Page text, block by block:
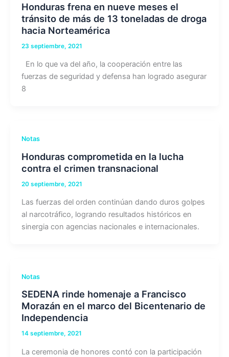
Honduras frena en nueve meses el
tránsito de más de 13 toneladas de droga
hacia Norteamérica
23 septiembre, 2021
En lo que va del año, la cooperación entre las
fuerzas de seguridad y defensa han logrado asegurar
8
Notas
Honduras comprometida en la lucha
contra el crimen transnacional
20 septiembre, 2021
Las fuerzas del orden continúan dando duros golpes
al narcotráfico, logrando resultados históricos en
sinergia con agencias nacionales e internacionales.
Notas
SEDENA rinde homenaje a Francisco
Morazán en el marco del Bicentenario de
Independencia
14 septiembre, 2021
La ceremonia de honores contó con la participación